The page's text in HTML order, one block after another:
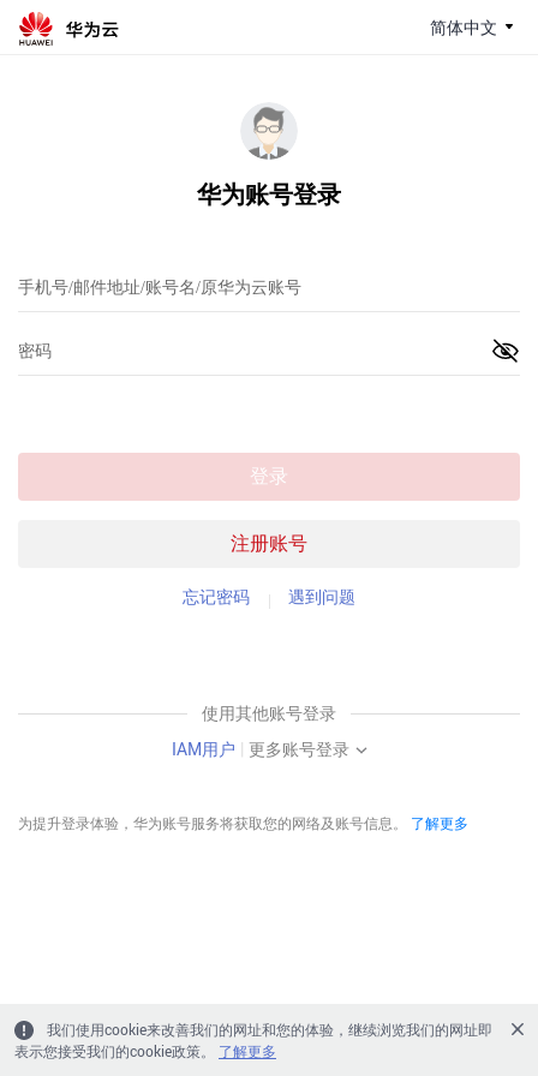
简体中文
华为账号登录
注册账号
登录
忘记密码 遇到问题
使用其他账号登录
IAM用户 | 更多账号登录
为提升登录体验，华为账号服务将获取您的网络及账号信息。 了解更多
我们使用cookie来改善我们的网址和您的体验，继续浏览我们的网址即
表示您接受我们的cookie政策。
了解更多